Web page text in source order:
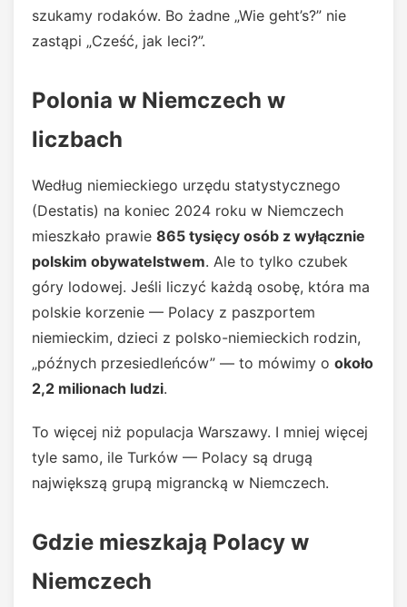
szukamy rodaków. Bo żadne „Wie geht’s?” nie
zastąpi „Cześć, jak leci?”.
Polonia w Niemczech w
liczbach
Według niemieckiego urzędu statystycznego
(Destatis) na koniec 2024 roku w Niemczech
mieszkało prawie 865 tysięcy osób z wyłącznie
polskim obywatelstwem. Ale to tylko czubek
góry lodowej. Jeśli liczyć każdą osobę, która ma
polskie korzenie — Polacy z paszportem
niemieckim, dzieci z polsko-niemieckich rodzin,
„późnych przesiedleńców” — to mówimy o około
2,2 milionach ludzi.
To więcej niż populacja Warszawy. I mniej więcej
tyle samo, ile Turków — Polacy są drugą
największą grupą migrancką w Niemczech.
Gdzie mieszkają Polacy w
Niemczech